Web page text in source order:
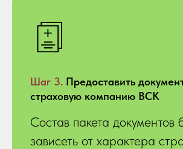
Шаг 3. Предоставить
страховую компанию ВСК
Состав пакета документов
зависеть от характера